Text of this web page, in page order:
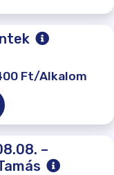
Ft/Alkalom
–